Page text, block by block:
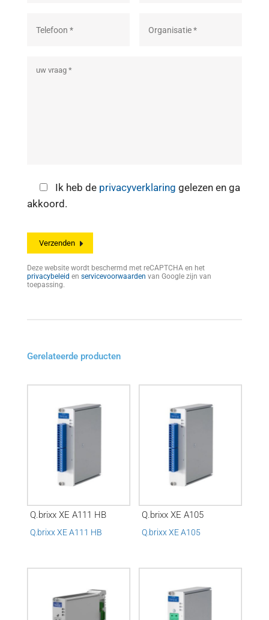
Ik heb de privacyverklaring gelezen en ga
akkoord.
Deze website wordt beschermd met reCAPTCHA en het
privacybeleid en servicevoorwaarden van Google zijn van
toepassing.
Gerelateerde producten
Q.brixx XE A111 HB
Q.brixx XE A111 HB
Q.brixx XE A105
Q.brixx XE A105